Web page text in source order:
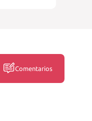
Comentarios